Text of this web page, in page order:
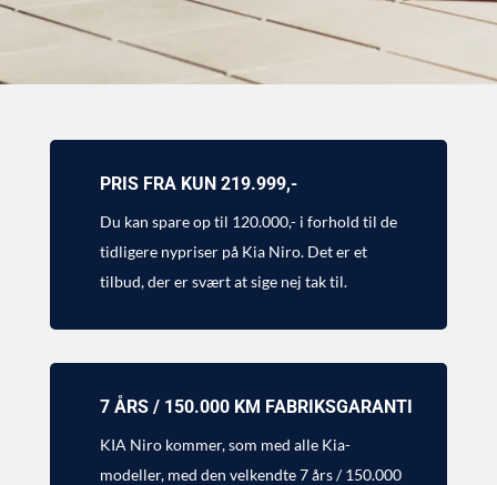
PRIS FRA KUN 219.999,-
Du kan spare op til 120.000,- i forhold til de
tidligere nypriser på Kia Niro. Det er et
tilbud, der er svært at sige nej tak til.
7 ÅRS / 150.000 KM FABRIKSGARANTI
KIA Niro kommer, som med alle Kia-
modeller, med den velkendte 7 års / 150.000